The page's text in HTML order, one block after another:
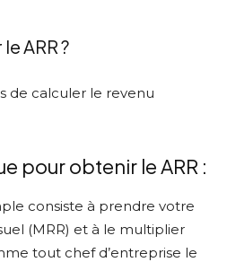
ARR ?
de calculer le revenu
pour obtenir le ARR :
consiste à prendre votre
(MRR) et à le multiplier
tout chef d’entreprise le